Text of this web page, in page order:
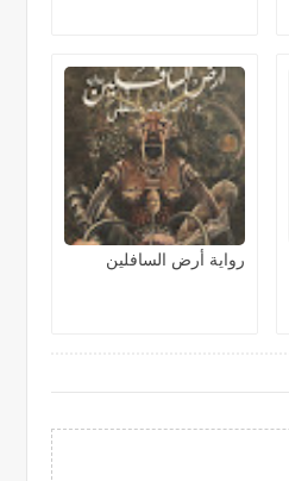
رواية أرض السافلين